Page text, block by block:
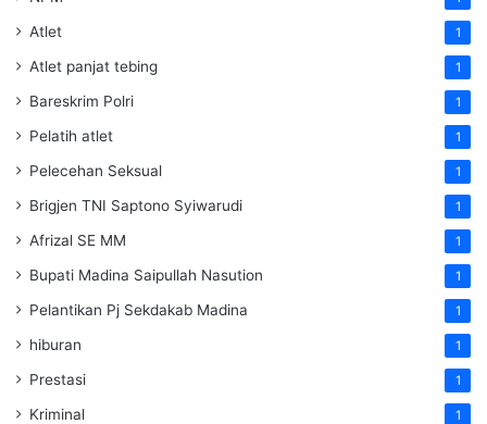
Atlet 1
Atlet panjat tebing 1
Bareskrim Polri 1
Pelatih atlet 1
Pelecehan Seksual 1
Brigjen TNI Saptono Syiwarudi 1
Afrizal SE MM 1
Bupati Madina Saipullah Nasution 1
Pelantikan Pj Sekdakab Madina 1
hiburan 1
Prestasi 1
Kriminal 1